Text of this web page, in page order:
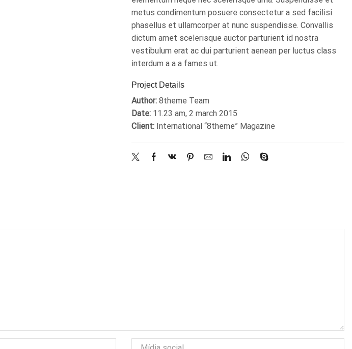
metus condimentum posuere consectetur a sed facilisi
phasellus et ullamcorper at nunc suspendisse. Convallis
dictum amet scelerisque auctor parturient id nostra
vestibulum erat ac dui parturient aenean per luctus class
interdum a a a fames ut.
Project Details
Author: 8theme Team
Date: 11.23 am, 2 march 2015
Client: International “8theme” Magazine